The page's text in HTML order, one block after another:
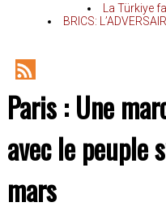
La Türkiye
BRICS:
RSS
Feed
Paris : Une
avec le peuple
mars